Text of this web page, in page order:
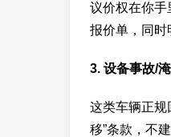
议价权在你手
报价单，同时
3. 设备事故/
这类车辆正规
移”条款，不